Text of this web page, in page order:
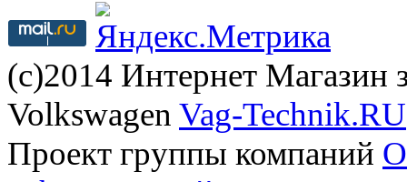
(с)2014 Интернет Магазин
Volkswagen Vag-Technik.RU
Проект группы компаний